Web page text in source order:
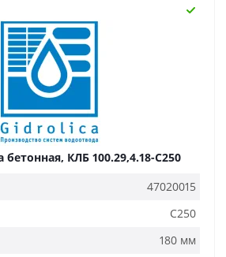
КЛБ 100.29,4.18-C250
47020015
C250
180 мм